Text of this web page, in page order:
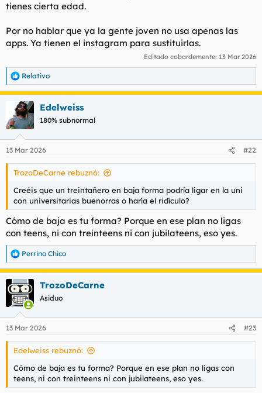
tienes cierta edad.
Por no hablar que ya la gente joven no usa apenas las
apps. Ya tienen el instagram para sustituirlas.
Editado cobardemente: 13 Mar 2026
R
e
a
c
i
e
s
Relativo
Edelweiss
180% subnormal
13 Mar 2026 #22
TrozoDeCarne rebuznó:
Creéis que un treintañero en baja forma podría ligar en la uni
con universitarias buenorras o haría el ridículo?
Cómo de baja es tu forma? Porque en ese plan no ligas
con teens, ni con treinteens ni con jubilateens, eso yes.
R
e
a
c
c
i
e
s
Perrino Chico
TrozoDeCarne
Asiduo
13 Mar 2026 #23
Edelweiss rebuznó:
Cómo de baja es tu forma? Porque en ese plan no ligas con
teens, ni con treinteens ni con jubilateens, eso yes.